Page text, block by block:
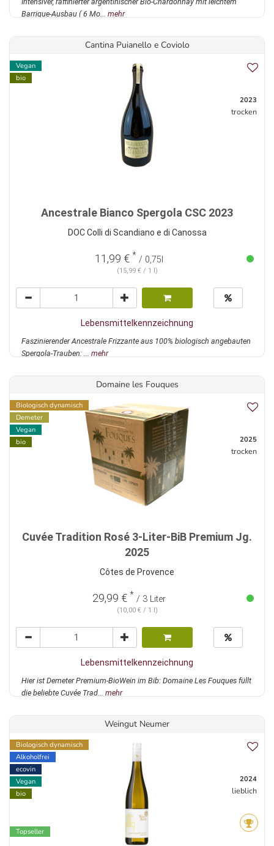
Barrique-Ausbau ( 6 Mo... mehr
Cantina Puianello e Coviolo
Vegan
bio
2023
trocken
Ancestrale Bianco Spergola CSC 2023
DOC Colli di Scandiano e di Canossa
11,99 € * / 0,75l
(15,99 € / 1 l)
Lebensmittelkennzeichnung
Faszinierender Ancestrale Frizzante aus 100% biologisch angebauten
Spergola-Trauben: ... mehr
Domaine les Fouques
Biologisch dynamisch
Demeter
Vegan
bio
2025
trocken
Cuvée Tradition Rosé 3-Liter-BiB Premium Jg.
2025
Côtes de Provence
29,99 € * / 3 Liter
(10,00 € / 1 l)
Lebensmittelkennzeichnung
Hier ist Demeter Premium-BioWein im Bib: Domaine Les Fouques füllt
die beliebte Cuvée Trad... mehr
Weingut Neumer
Biologisch dynamisch
Alkoholfrei
ecovin
Vegan
bio
Topseller
2024
lieblich